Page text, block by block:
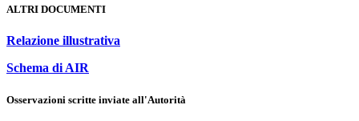
ALTRI DOCUMENTI
Relazione illustrativa
Schema di AIR
Osservazioni scritte inviate all'Autorità